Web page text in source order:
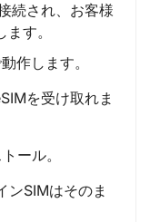
続され、お客様
す。
作します。
を受け取れま
ール。
ンSIMはそのま